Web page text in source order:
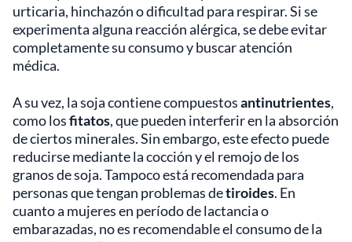
urticaria, hinchazón o dificultad para respirar. Si se
experimenta alguna reacción alérgica, se debe evitar
completamente su consumo y buscar atención
médica.
A su vez, la soja contiene compuestosantinutrientes,
como losfitatos, que pueden interferir en la absorción
de ciertos minerales. Sin embargo, este efecto puede
reducirse mediante la cocción y el remojo de los
granos de soja. Tampoco está recomendada para
personas que tengan problemas detiroides. En
cuanto a mujeres en período de lactancia o
embarazadas, no es recomendable el consumo de la